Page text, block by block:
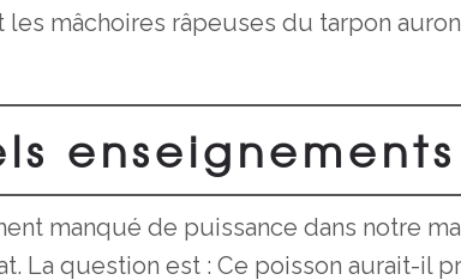
mâchoires râpeuses du tarpon
manqué de puissance dans notre
La question est : Ce poisson aurait-il